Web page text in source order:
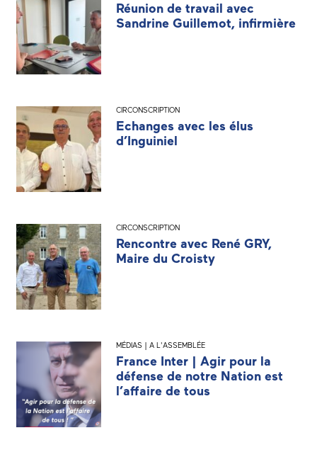
Réunion de travail avec
Sandrine Guillemot, infirmière
CIRCONSCRIPTION
Echanges avec les élus
d’Inguiniel
CIRCONSCRIPTION
Rencontre avec René GRY,
Maire du Croisty
MÉDIAS | A L'ASSEMBLÉE
France Inter | Agir pour la
défense de notre Nation est
l’affaire de tous